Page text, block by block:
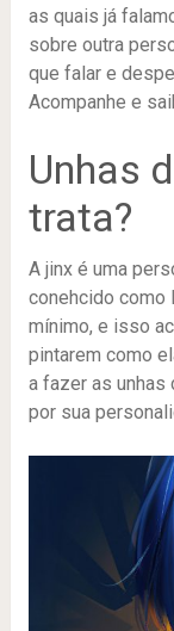
as quais já
sobre outra
que falar e
Acompanhe e
Unhas
trata?
A jinx é uma
conehcido como
mínimo, e isso
pintarem como
a fazer as unhas
por sua